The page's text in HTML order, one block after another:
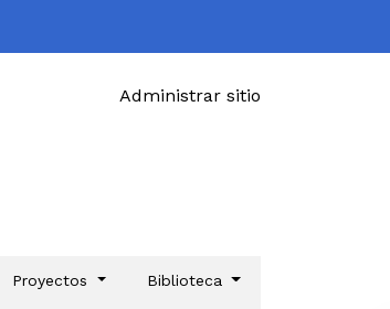
Administrar sitio
Proyectos Biblioteca